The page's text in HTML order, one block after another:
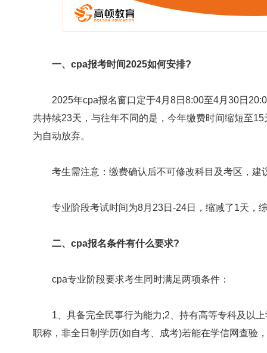
一、cpa报考时间2025如何安排?
2025年cpa报名窗口定于4月8日8:00至4月30日
共持续23天，与往年不同的是，今年缴费时间缩短至
为自动放弃。
考生需注意：缴费确认后不可修改科目及考区，建
专业阶段考试时间为8月23日-24日，缩减了1天，
二、cpa报名条件有什么要求?
cpa专业阶段要求考生同时满足两项条件：
1、具备完全民事行为能力;2、持有高等专科及以上
职称，非全日制学历(如自考、成考)若能在学信网查验